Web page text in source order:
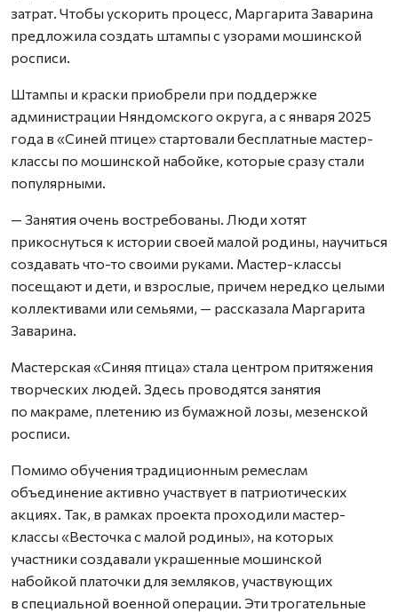
затрат. Чтобы ускорить процесс, Маргарита Заварина
предложила создать штампы с узорами мошинской
росписи.
Штампы и краски приобрели при поддержке
администрации Няндомского округа, а с января 2025
года в «Синей птице» стартовали бесплатные мастер-
классы по мошинской набойке, которые сразу стали
популярными.
— Занятия очень востребованы. Люди хотят
прикоснуться к истории своей малой родины, научиться
создавать что-то своими руками. Мастер-классы
посещают и дети, и взрослые, причем нередко целыми
коллективами или семьями, — рассказала Маргарита
Заварина.
Мастерская «Синяя птица» стала центром притяжения
творческих людей. Здесь проводятся занятия
по макраме, плетению из бумажной лозы, мезенской
росписи.
Помимо обучения традиционным ремеслам
объединение активно участвует в патриотических
акциях. Так, в рамках проекта проходили мастер-
классы «Весточка с малой родины», на которых
участники создавали украшенные мошинской
набойкой платочки для земляков, участвующих
в специальной военной операции. Эти трогательные